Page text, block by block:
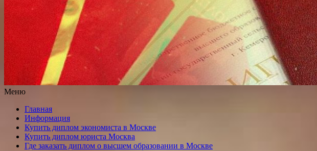
Меню
Главная
Информация
Купить диплом экономиста в Москве
Купить диплом юриста Москва
Где заказать диплом о высшем образовании в Москве